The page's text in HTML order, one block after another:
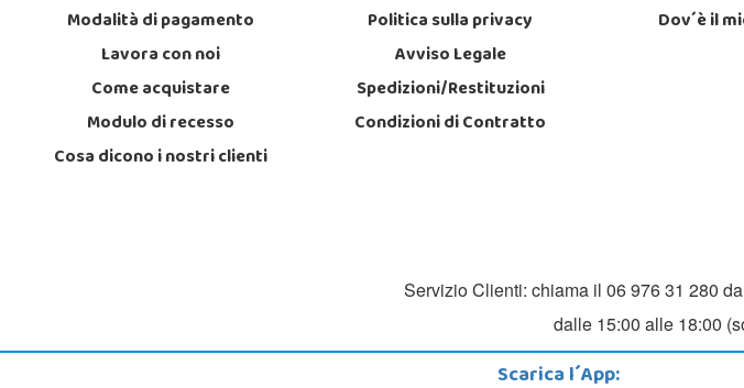
Modalità di pagamento
Lavora con noi
Come acquistare
Modulo di recesso
Cosa dicono i nostri clienti
Politica sulla privacy
Avviso Legale
Spedizioni/Restituzioni
Condizioni di Contratto
Dov´è il
Servizio Clienti: chiama il 06 976 31 280
dalle 15:00 alle 18:00
Scarica l´App: